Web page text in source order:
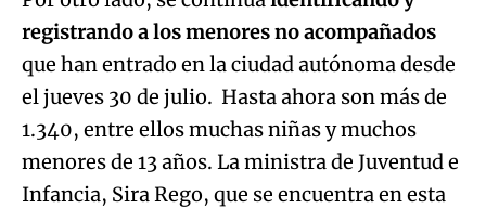
registrando a los menores no acompañados
que han entrado en la ciudad autónoma desde
el jueves 30 de julio. Hasta ahora son más de
1.340, entre ellos muchas niñas y muchos
menores de 13 años. La ministra de Juventud e
Infancia, Sira Rego, que se encuentra en esta